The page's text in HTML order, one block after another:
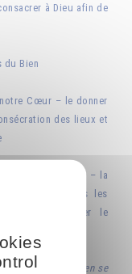
à Dieu afin de
du Bien
Cœur – le donner
des lieux et
protection - Dieu – la
notre vie - dans les
- demander le
un bain - 3 – en se